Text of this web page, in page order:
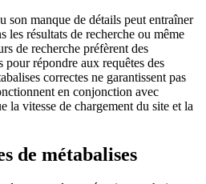
son manque de détails peut entraîner
les résultats de recherche ou même
de recherche préfèrent des
répondre aux requêtes des
correctes ne garantissent pas
en conjonction avec
la vitesse de chargement du site et la
de métabalises